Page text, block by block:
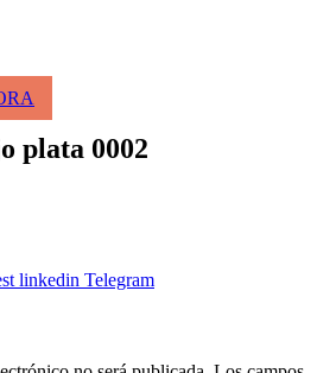
plata 0002
linkedin Telegram